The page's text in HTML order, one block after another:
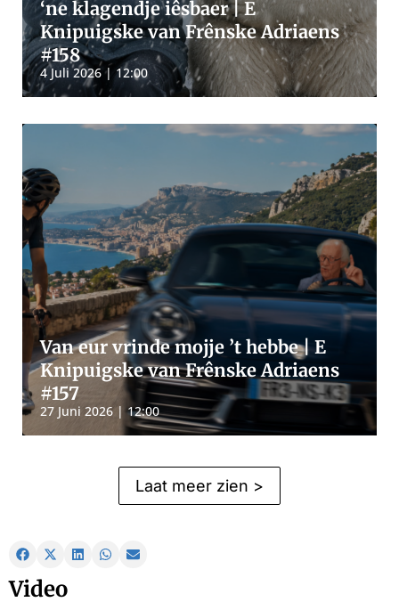
‘ne klagendje iêsbaer | E
Knipuigske van Frênske Adriaens
#158
4 Juli 2026 | 12:00
Van eur vrinde mojje ’t hebbe | E
Knipuigske van Frênske Adriaens
#157
27 Juni 2026 | 12:00
Laat meer zien >
Video